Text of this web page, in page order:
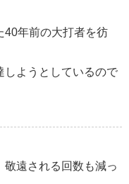
40年前の大打者を彷
しようとしているので
敬遠される回数も減っ